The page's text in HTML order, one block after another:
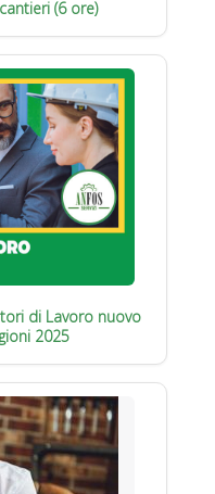
(6 ore)
di Lavoro nuovo
2025